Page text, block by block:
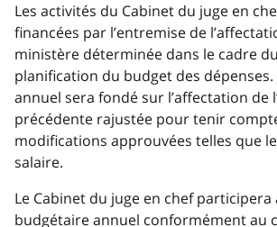
Les activités du Cabinet du juge en
financées par l’entremise de
ministère déterminée dans le cadre
planification du budget des
annuel sera fondé sur l’affectation de
précédente rajustée pour tenir
modifications approuvées telles que
salaire.
Le Cabinet du juge en chef participera
budgétaire annuel conformément au